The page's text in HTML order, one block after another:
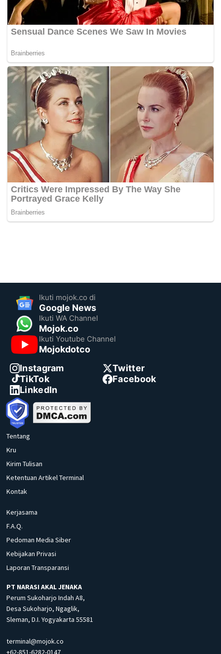
Ikuti mojok.co di
Google News
Ikuti WA Channel
Mojok.co
Ikuti Youtube Channel
Mojokdotco
Instagram
Twitter
TikTok
Facebook
LinkedIn
Tentang
Kru
Kirim Tulisan
Ketentuan Artikel Terminal
Kontak
Kerjasama
F.A.Q.
Pedoman Media Siber
Kebijakan Privasi
Laporan Transparansi
PT NARASI AKAL JENAKA
Perum Sukoharjo Indah A8,
Desa Sukoharjo, Ngaglik,
Sleman, D.I. Yogyakarta 55581
terminal@mojok.co
+62-851-6282-0147